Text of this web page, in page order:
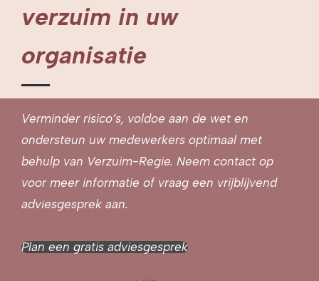
verzuim in uw
organisatie
Verminder risico’s, voldoe aan de wet en
ondersteun uw medewerkers optimaal met
behulp van Verzuim-Regie. Neem contact op
voor meer informatie of vraag een vrijblijvend
adviesgesprek aan.
Plan een gratis adviesgesprek